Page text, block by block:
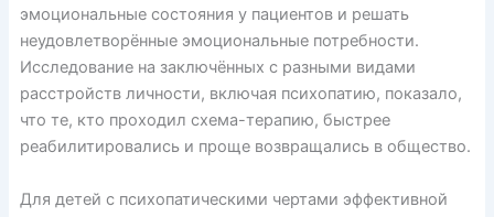
эмоциональные состояния у пациентов и решать
неудовлетворённые эмоциональные потребности.
Исследование на заключённых с разными видами
расстройств личности, включая психопатию, показало,
что те, кто проходил схема-терапию, быстрее
реабилитировались и проще возвращались в общество.
Для детей с психопатическими чертами эффективной